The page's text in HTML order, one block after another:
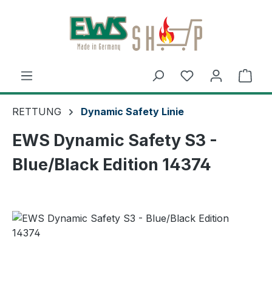
Zum Hauptinhalt springen
RETTUNG Dynamic Safety Linie
EWS Dynamic Safety S3 -
Blue/Black Edition 14374